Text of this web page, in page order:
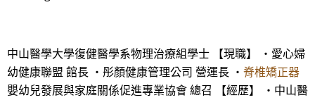
中山醫學大學復健醫學系物理治療組學士 【現職】 ・愛心婦
幼健康聯盟 館長 ・彤顏健康管理公司 營運長 ・ 脊椎矯正器
嬰幼兒發展與家庭關係促進專業協會 總召 【經歷】 ・中山醫